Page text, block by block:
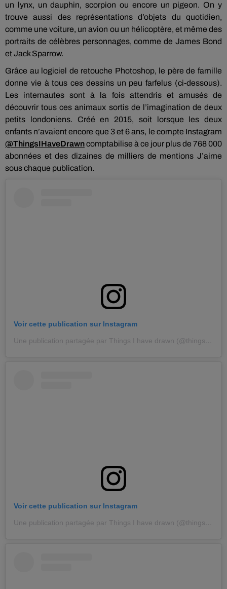
un lynx, un dauphin, scorpion ou encore un pigeon. On y
trouve aussi des représentations d’objets du quotidien,
comme une voiture, un avion ou un hélicoptère, et même des
portraits de célèbres personnages, comme de James Bond
et Jack Sparrow.
Grâce au logiciel de retouche Photoshop, le père de famille
donne vie à tous ces dessins un peu farfelus (ci-dessous).
Les internautes sont à la fois attendris et amusés de
découvrir tous ces animaux sortis de l’imagination de deux
petits londoniens. Créé en 2015, soit lorsque les deux
enfants n’avaient encore que 3 et 6 ans, le compte Instagram
@ThingsIHaveDrawncomptabilise à ce jour plus de 768 000
abonnées et des dizaines de milliers de mentions J’aime
sous chaque publication.
Voir cette publication sur Instagram
Voir cette publication sur Instagram
Une publication partagée par Things I have drawn (@thingsihavedrawn)